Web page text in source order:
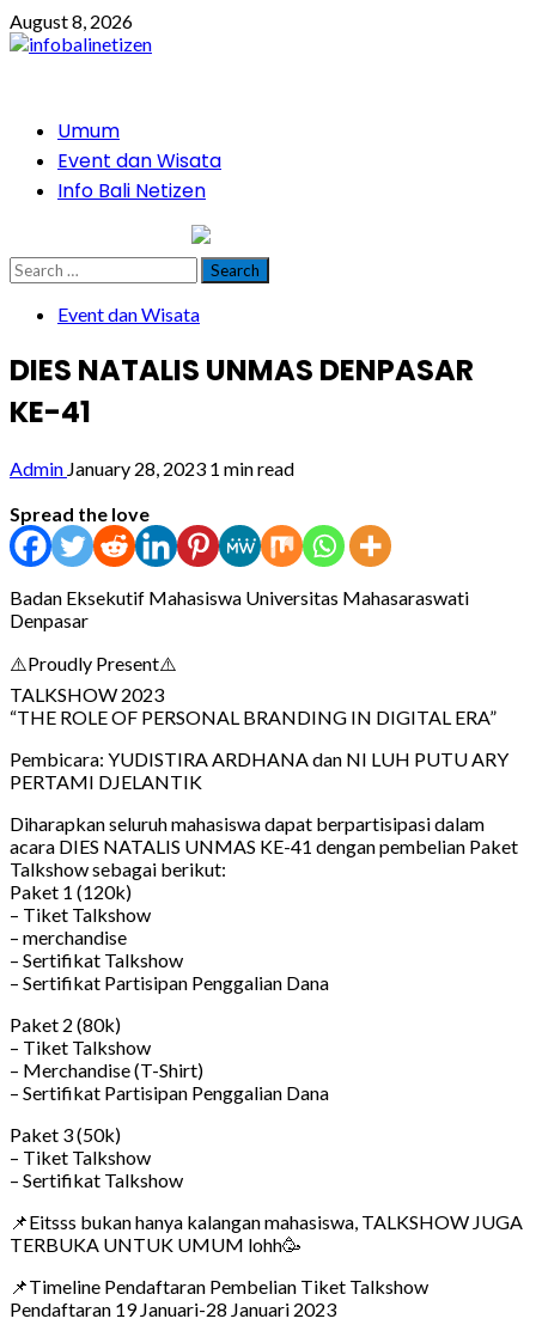
Skip
to
August 8, 2026
PrimaryUmum
Event dan Wisata
Info Bali Netizen
Search
for:
Event dan Wisata
DIES NATALIS UNMAS DENPASAR
KE-41
Admin January 28, 2023 1 min read
Spread the love
Badan Eksekutif Mahasiswa Universitas Mahasaraswati
Denpasar
⚠️Proudly Present⚠️
TALKSHOW 2023
“THE ROLE OF PERSONAL BRANDING IN DIGITAL ERA”
Pembicara: YUDISTIRA ARDHANA dan NI LUH PUTU ARY
PERTAMI DJELANTIK
Diharapkan seluruh mahasiswa dapat berpartisipasi dalam
acara DIES NATALIS UNMAS KE-41 dengan pembelian Paket
Talkshow sebagai berikut:
Paket 1 (120k)
– Tiket Talkshow
– merchandise
– Sertifikat Talkshow
– Sertifikat Partisipan Penggalian Dana
Paket 2 (80k)
– Tiket Talkshow
– Merchandise (T-Shirt)
– Sertifikat Partisipan Penggalian Dana
Paket 3 (50k)
– Tiket Talkshow
– Sertifikat Talkshow
📌Eitsss bukan hanya kalangan mahasiswa, TALKSHOW JUGA
TERBUKA UNTUK UMUM lohh🥳
📌Timeline Pendaftaran Pembelian Tiket Talkshow
Pendaftaran 19 Januari-28 Januari 2023